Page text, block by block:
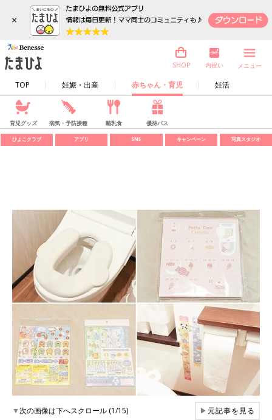
×
TOP 妊娠・出産 赤ちゃん・育児 妊活
SHOP 内祝い メニュー
育児グッズ 病気・予防接種 離乳食 優待パス
ひよこクラブ アプリ SNS キャンペーン 写真スタジオ
▼次の画像は下へスクロール (1/15) ▶元記事を見る